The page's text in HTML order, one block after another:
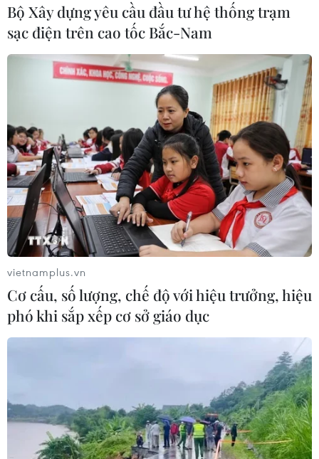
công dân thường trong xung đột
Nga-Ukraine
07/08/2026 04:29
Bộ Xây dựng yêu cầu đầu tư hệ thống trạm
sạc điện trên cao tốc Bắc-Nam
vietnamplus.vn
Cơ cấu, số lượng, chế độ với hiệu trưởng, hiệu
phó khi sắp xếp cơ sở giáo dục